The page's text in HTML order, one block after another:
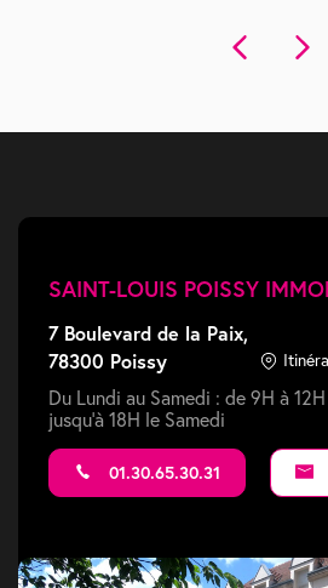
SAINT-LOUIS POISSY
7 Boulevard de la Paix,
78300 Poissy
Du Lundi au Samedi : de 9H à
jusqu'à 18H le Samedi
01.30.65.30.31